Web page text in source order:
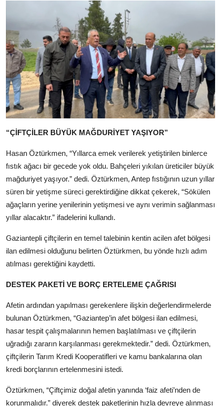
“ÇİFTÇİLER BÜYÜK MAĞDURİYET YAŞIYOR”
Hasan Öztürkmen, “Yıllarca emek verilerek yetiştirilen binlerce
fıstık ağacı bir gecede yok oldu. Bahçeleri yıkılan üreticiler büyük
mağduriyet yaşıyor.” dedi. Öztürkmen, Antep fıstığının uzun yıllar
süren bir yetişme süreci gerektirdiğine dikkat çekerek, “Sökülen
ağaçların yerine yenilerinin yetişmesi ve aynı verimin sağlanması
yıllar alacaktır.” ifadelerini kullandı.
Gaziantepli çiftçilerin en temel talebinin kentin acilen afet bölgesi
ilan edilmesi olduğunu belirten Öztürkmen, bu yönde hızlı adım
atılması gerektiğini kaydetti.
DESTEK PAKETİ VE BORÇ ERTELEME ÇAĞRISI
Afetin ardından yapılması gerekenlere ilişkin değerlendirmelerde
bulunan Öztürkmen, “Gaziantep’in afet bölgesi ilan edilmesi,
hasar tespit çalışmalarının hemen başlatılması ve çiftçilerin
uğradığı zararın karşılanması gerekmektedir.” dedi. Öztürkmen,
çiftçilerin Tarım Kredi Kooperatifleri ve kamu bankalarına olan
kredi borçlarının ertelenmesini istedi.
Öztürkmen, “Çiftçimiz doğal afetin yanında ‘faiz afeti’nden de
korunmalıdır.” diyerek destek paketlerinin hızla devreye alınması